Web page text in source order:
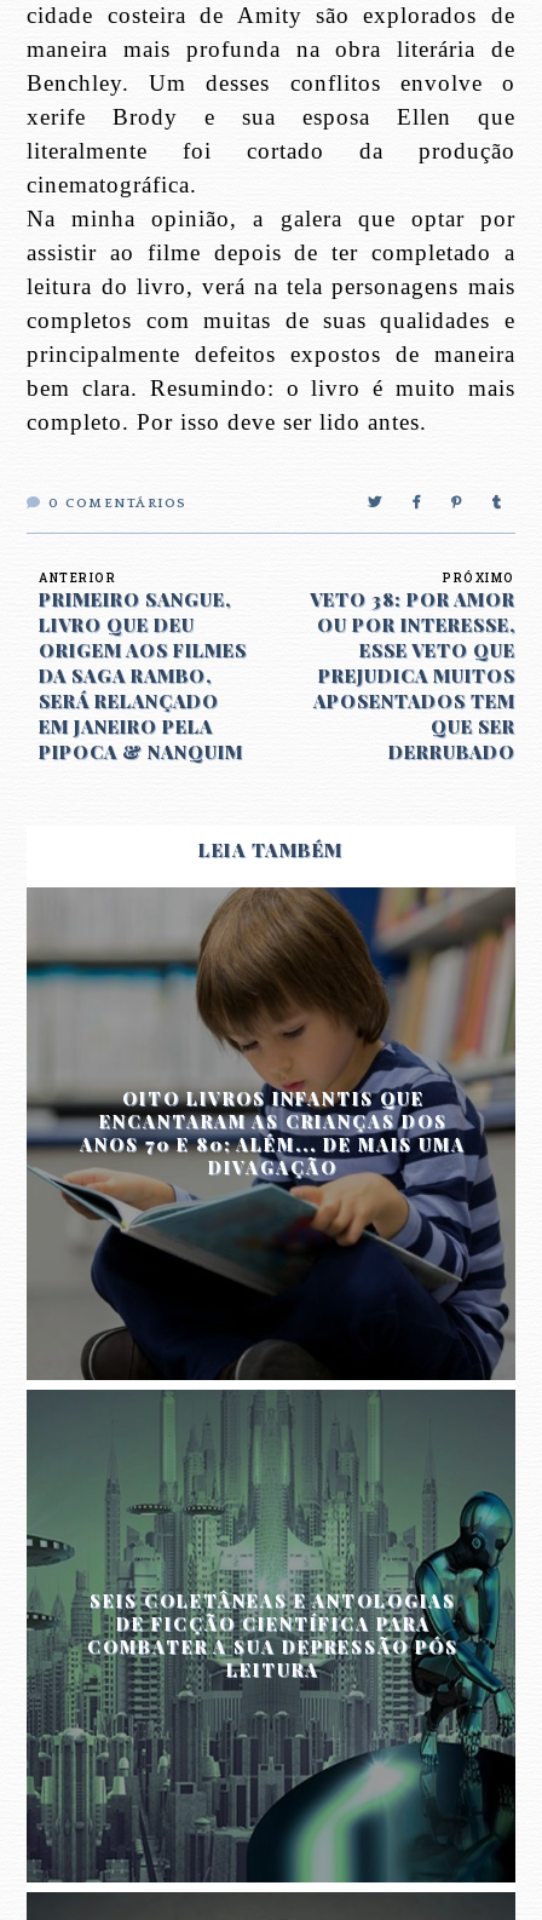
cidade costeira de Amity são explorados de
maneira mais profunda na obra literária de
Benchley. Um desses conflitos envolve o
xerife Brody e sua esposa Ellen que
literalmente foi cortado da produção
cinematográfica.
Na minha opinião, a galera que optar por
assistir ao filme depois de ter completado a
leitura do livro, verá na tela personagens mais
completos com muitas de suas qualidades e
principalmente defeitos expostos de maneira
bem clara. Resumindo: o livro é muito mais
completo. Por isso deve ser lido antes.
0 COMENTÁRIOS
ANTERIOR
PRIMEIRO SANGUE,
LIVRO QUE DEU
ORIGEM AOS FILMES
DA SAGA RAMBO,
SERÁ RELANÇADO
EM JANEIRO PELA
PIPOCA & NANQUIM
PRÓXIMO
VETO 38: POR AMOR
OU POR INTERESSE,
ESSE VETO QUE
PREJUDICA MUITOS
APOSENTADOS TEM
QUE SER
DERRUBADO
LEIA TAMBÉM
OITO LIVROS INFANTIS QUE
ENCANTARAM AS CRIANÇAS DOS
ANOS 70 E 80; ALÉM... DE MAIS UMA
DIVAGAÇÃO
SEIS COLETÂNEAS E ANTOLOGIAS
DE FICÇÃO CIENTÍFICA PARA
COMBATER A SUA DEPRESSÃO PÓS
LEITURA